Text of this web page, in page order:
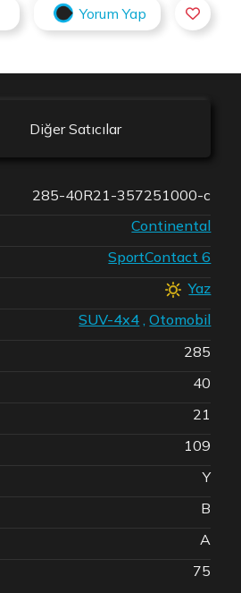
Yorum Yap
Diğer Satıcılar
285-40R21-357251000-c
Continental
SportContact 6
Yaz
SUV-4x4 ,Otomobil
285
40
21
109
Y
B
A
75